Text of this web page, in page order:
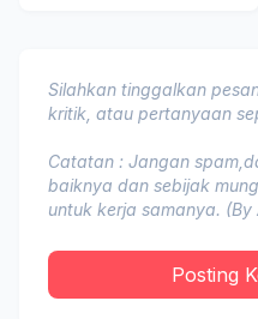
Silahkan tinggalkan
kritik, atau pertanyaan
Catatan : Jangan
baiknya dan sebijak
untuk kerja samanya. (By
Posting